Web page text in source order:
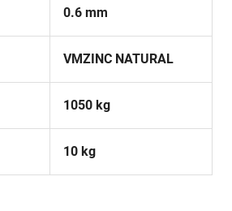
0.6 mm
VMZINC NATURAL
1050 kg
10 kg